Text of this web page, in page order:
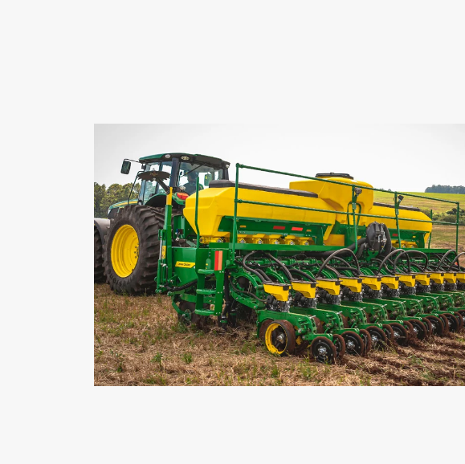
(34) 3826-8100
Versões Plantadeira 1200
1207